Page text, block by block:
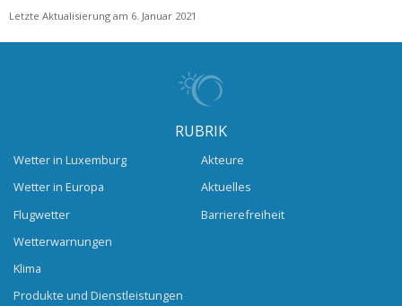
Letzte Aktualisierung am 6. Januar 2021
RUBRIK
Wetter in Luxemburg
Wetter in Europa
Flugwetter
Wetterwarnungen
Klima
Produkte und Dienstleistungen
Akteure
Aktuelles
Barrierefreiheit